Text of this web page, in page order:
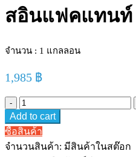
สอินแฟคแทนท์
จำนวน : 1 แกลลอน
1,985 ฿
Dettol
4000
mL
(
4
ลิตร
Add to cart
ซื้อสินค้า
จำนวนสินค้า: มีสินค้าในสต๊อก